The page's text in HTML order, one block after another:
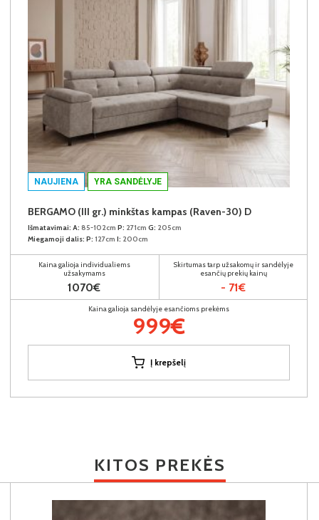
NAUJIENA YRA SANDĖLYJE
BERGAMO (III gr.) minkštas kampas (Raven-30) D
Išmatavimai: A: 85-102cm P: 271cm G: 205cm
Miegamoji dalis: P: 127cm I: 200cm
Kaina galioja individualiems
užsakymams
1070€
Skirtumas tarp užsakomų ir sandėlyje
esančių prekių kainų
- 71€
Kaina galioja sandėlyje esančioms prekėms
999€
Į krepšelį
KITOS PREKĖS